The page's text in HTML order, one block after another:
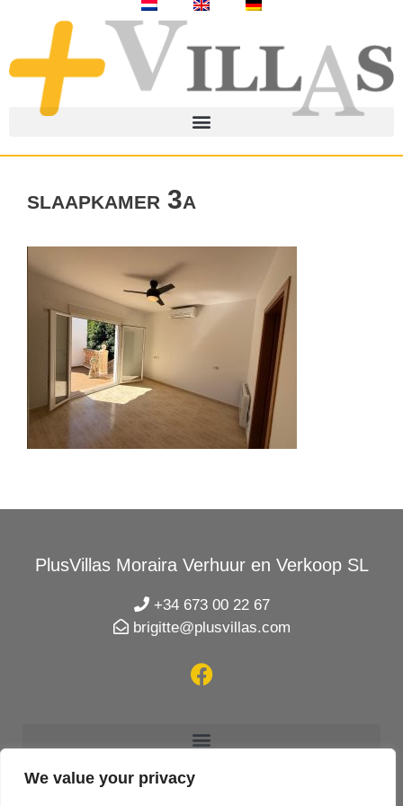
We value your privacy
slaapkamer 3a
PlusVillas Moraira Verhuur en Verkoop SL
+34 673 00 22 67
brigitte@plusvillas.com